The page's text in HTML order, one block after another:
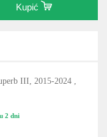
Kupić
III, 2015-2024 ,
2 dni